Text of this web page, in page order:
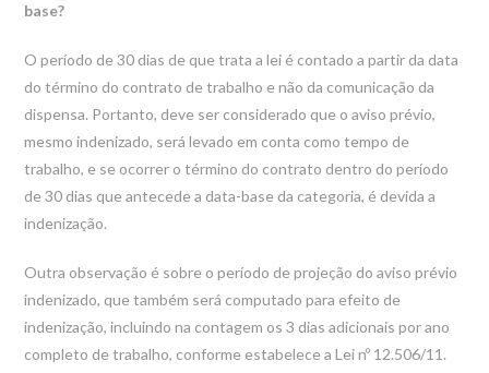
base?
O período de 30 dias de que trata a lei é contado a partir da data
do término do contrato de trabalho e não da comunicação da
dispensa. Portanto, deve ser considerado que o aviso prévio,
mesmo indenizado, será levado em conta como tempo de
trabalho, e se ocorrer o término do contrato dentro do período
de 30 dias que antecede a data-base da categoria, é devida a
indenização.
Outra observação é sobre o período de projeção do aviso prévio
indenizado, que também será computado para efeito de
indenização, incluindo na contagem os 3 dias adicionais por ano
completo de trabalho, conforme estabelece a Lei nº 12.506/11.